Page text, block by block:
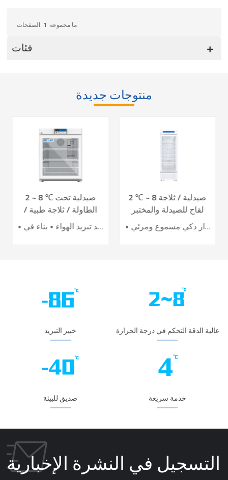
ما مجموعه 1 الصفحات
فئات
منتوجات جديدة
2 ~ 8 ℃ صيدلية تحت
الطاولة / ثلاجة طبية /
لقاح YC-130L
• نظام تحكم دقيق • نظام تبريد تبريد الهواء • بناء في USB datalogger • إنذارات سمعية وبصرية مثالية • تصميم عملية مريحة
2 ℃ ~ 8 صيدلية / ثلاجة
لقاح للصيدلة والمختبر
YC-395L
• أداء تبريد الهواء الرائد • تحسين كفاءة توفير الطاقة بنسبة 40٪ + • باب تسخين كهربائي لتأثير أفضل ضد التكثيف • 7 حساسات لدقة عالية للتحكم بدرجة الحرارة • نظام إنذار ذكي مسموع ومرئي
خبير التبريد عالية الدقة التحكم في درجة الحرارة
صديق للبيئة خدمة سريعة
التسجيل في النشرة الإخبارية